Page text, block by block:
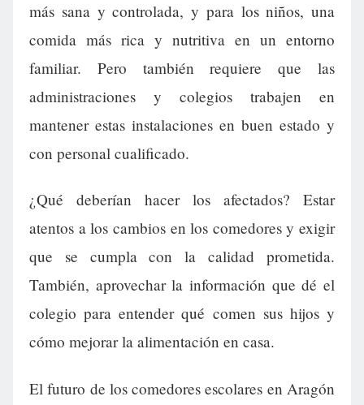
más sana y controlada, y para los niños, una
comida más rica y nutritiva en un entorno
familiar. Pero también requiere que las
administraciones y colegios trabajen en
mantener estas instalaciones en buen estado y
con personal cualificado.
¿Qué deberían hacer los afectados? Estar
atentos a los cambios en los comedores y exigir
que se cumpla con la calidad prometida.
También, aprovechar la información que dé el
colegio para entender qué comen sus hijos y
cómo mejorar la alimentación en casa.
El futuro de los comedores escolares en Aragón